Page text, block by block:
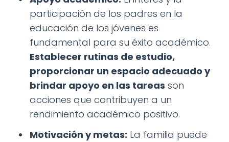
participación de los padres en la
educación de los jóvenes es
fundamental para su éxito académico.
Establecer rutinas de estudio,
proporcionar un espacio adecuado y
brindar apoyo en las tareas son
acciones que contribuyen a un
rendimiento académico positivo.
Motivación y metas: La familia puede